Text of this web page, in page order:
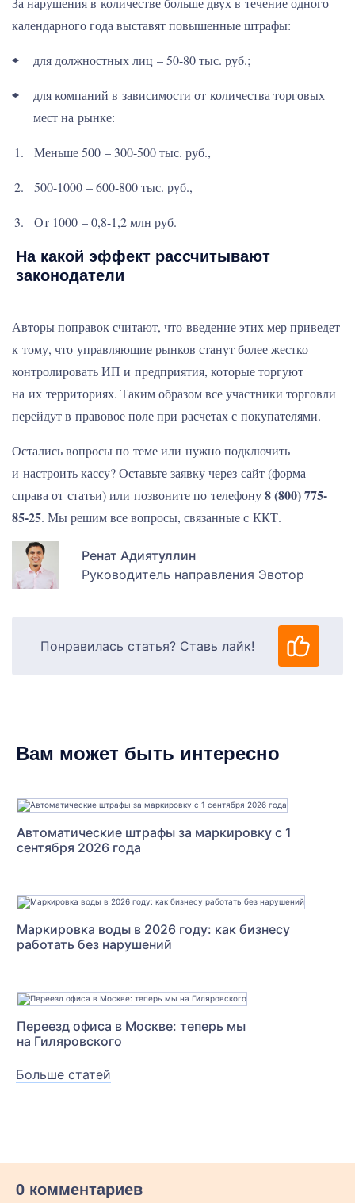
календарного года выставят повышенные штрафы:
для должностных лиц – 50-80 тыс. руб.;
для компаний в зависимости от количества торговых
мест на рынке:
Меньше 500 – 300-500 тыс. руб.,
500-1000 – 600-800 тыс. руб.,
От 1000 – 0,8-1,2 млн руб.
На какой эффект рассчитывают
законодатели
Авторы поправок считают, что введение этих мер приведет
к тому, что управляющие рынков станут более жестко
контролировать ИП и предприятия, которые торгуют
на их территориях. Таким образом все участники торговли
перейдут в правовое поле при расчетах с покупателями.
Остались вопросы по теме или нужно подключить
и настроить кассу? Оставьте заявку через сайт (форма –
справа от статьи) или позвоните по телефону8 (800) 775-
85-25. Мы решим все вопросы, связанные с ККТ.
Ренат Адиятуллин
Руководитель направления Эвотор
Понравилась статья? Ставь лайк!
Вам может быть интересно
Автоматические штрафы за маркировку с 1
сентября 2026 года
Маркировка воды в 2026 году: как бизнесу
работать без нарушений
Переезд офиса в Москве: теперь мы
на Гиляровского
Больше статей
0 комментариев